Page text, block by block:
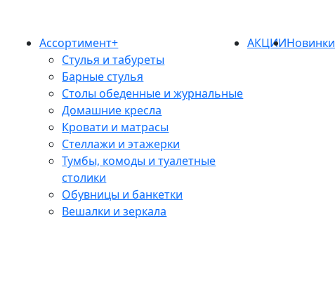
Ассортимент+
Стулья и табуреты
Барные стулья
Столы обеденные и журнальные
Домашние кресла
Кровати и матрасы
Стеллажи и этажерки
Тумбы, комоды и туалетные
столики
Обувницы и банкетки
Вешалки и зеркала
АКЦИИНовинки